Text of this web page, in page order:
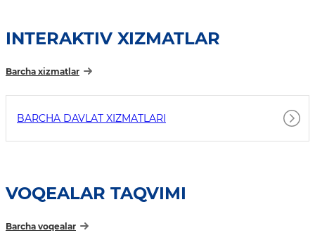
INTERAKTIV XIZMATLAR
Barcha xizmatlar
BARCHA DAVLAT XIZMATLARI
VOQEALAR TAQVIMI
Barcha voqealar